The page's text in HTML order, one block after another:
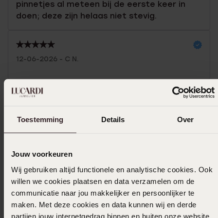
Toestemming Details Over
Jouw voorkeuren
Wij gebruiken altijd functionele en analytische cookies. Ook
willen we cookies plaatsen en data verzamelen om de
communicatie naar jou makkelijker en persoonlijker te
maken. Met deze cookies en data kunnen wij en derde
partijen jouw internetgedrag binnen en buiten onze website
pinnetjes al meteen bij de eerste keer in
doen; deze zijn helaas niet stevig.
12-06-2026 - C N.
Ook leuk voor jou